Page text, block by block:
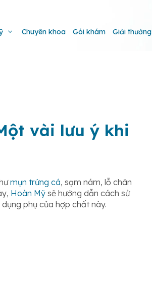
Chuyên khoa Gói khám Giải thưởng
vài lưu ý khi
mụn trứng cá, sạm nám, lỗ chân
Hoàn Mỹ sẽ hướng dẫn cách sử
phụ của hợp chất này.